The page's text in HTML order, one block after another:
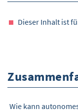
Dieser Inhalt ist
Wie kann